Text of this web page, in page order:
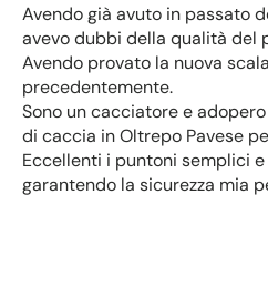
Avendo già avuto in passato
avevo dubbi della qualità del
Avendo provato la nuova
precedentemente.
Sono un cacciatore e
di caccia in Oltrepo Pavese
Eccellenti i puntoni semplici
garantendo la sicurezza mia